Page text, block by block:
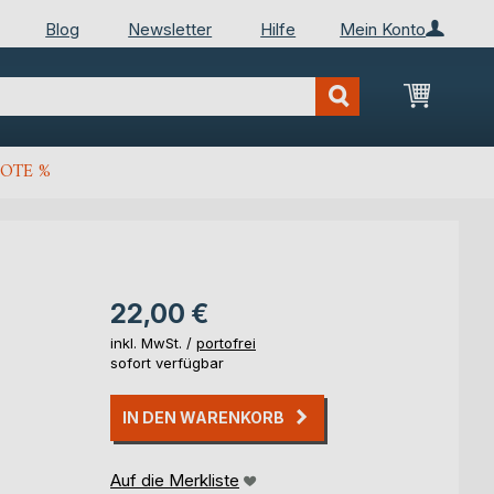
Mein Konto
Blog Newsletter Hilfe
Mein
%
22,00 €
inkl. MwSt. / portofrei
sofort verfügbar
IN DEN WARENKORB
Auf die Merkliste